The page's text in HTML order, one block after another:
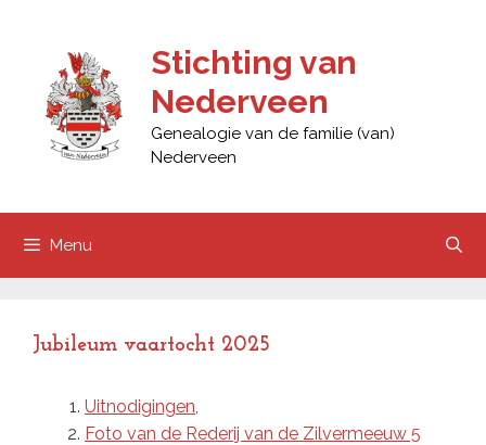
inhoud
Stichting van
Nederveen
Genealogie van de familie (van)
Nederveen
Menu
Jubileum vaartocht 2025
Uitnodigingen,
Foto van de Rederij van de Zilvermeeuw 5